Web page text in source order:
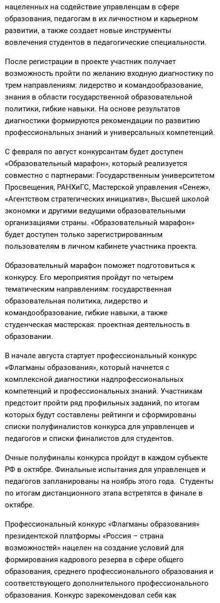
нацеленных на содействие управленцам в сфере
образования, педагогам в их личностном и карьерном
развитии, а также создает новые инструменты
вовлечения студентов в педагогические специальности.
После регистрации в проекте участник получает
возможность пройти по желанию входную диагностику по
трем направлениям: лидерство и командообразование,
знания в области государственной образовательной
политики, гибкие навыки. На основе результатов
диагностики формируются рекомендации по развитию
профессиональных знаний и универсальных компетенций.
С февраля по август конкурсантам будет доступен
«Образовательный марафон», который реализуется
совместно с партнерами: Государственным университетом
Просвещения, РАНХиГС, Мастерской управления «Сенеж»,
«Агентством стратегических инициатив», Высшей школой
экономки и другими ведущими образовательными
организациями страны. «Образовательный марафон»
будет доступен только зарегистрированным
пользователям в личном кабинете участника проекта.
Образовательный марафон поможет подготовиться к
конкурсу. Его мероприятия пройдут по четырем
тематическим направлениям: государственная
образовательная политика, лидерство и
командообразование, гибкие навыки, а также
студенческая мастерская: проектная деятельность в
образовании.
В начале августа стартует профессиональный конкурс
«Флагманы образования», который начнется с
комплексной диагностики надпрофессиональных
компетенций и профессиональных знаний. Участникам
предстоит пройти ряд профильных заданий, по итогам
которых будут составлены рейтинги и сформированы
списки полуфиналистов конкурса для управленцев и
педагогов и списки финалистов для студентов.
Очные полуфиналы конкурса пройдут в каждом субъекте
РФ в октябре. Финальные испытания для управленцев и
педагогов запланированы на ноябрь этого года. Студенты
по итогам дистанционного этапа встретятся в финале в
октябре.
Профессиональный конкурс «Флагманы образования»
президентской платформы «Россия – страна
возможностей» нацелен на создание условий для
формирования кадрового резерва в сфере общего
образования, среднего профессионального образования и
соответствующего дополнительного профессионального
образования. Конкурс зарекомендовал себя как